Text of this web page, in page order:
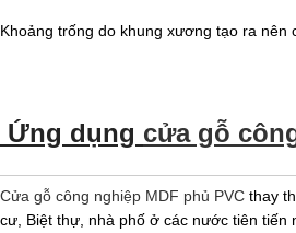
Khoảng trống do khung xương tạo ra nên
Ứng dụng cửa gỗ
Cửa gỗ công nghiệp MDF phủ PVC thay
cư, Biệt thự, nhà phố ở các nước tiên tiến